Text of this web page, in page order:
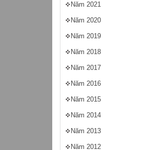
Năm 2021
Năm 2020
Năm 2019
Năm 2018
Năm 2017
Năm 2016
Năm 2015
Năm 2014
Năm 2013
Năm 2012